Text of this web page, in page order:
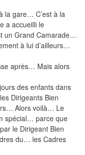
gare… C’est à la
a accueilli le
un Grand Camarade…
à lui d’ailleurs…
après… Mais alors
des enfants dans
Dirigeants Bien
Alors voilà… Le
spécial… parce que
le Dirigeant Bien
du… les Cadres